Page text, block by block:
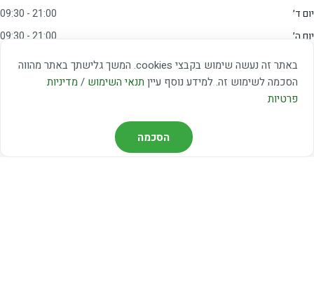
באתר זה נעשה שימוש בקבצי cookies. המשך גלישתך באתר מהווה
הסכמה לשימוש זה. למידע נוסף עיין תנאי השימוש / מדיניות
פרטיות
הסכמה
יום ד׳
09:30 - 21:00
יום ה׳
09:30 - 21:00
09:00 - 15:00
שבת
20:00 - 23:00